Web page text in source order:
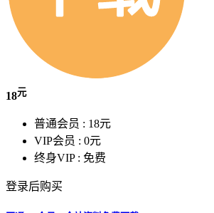
18元
普通会员 : 18元
VIP会员 : 0元
终身VIP : 免费
登录后购买